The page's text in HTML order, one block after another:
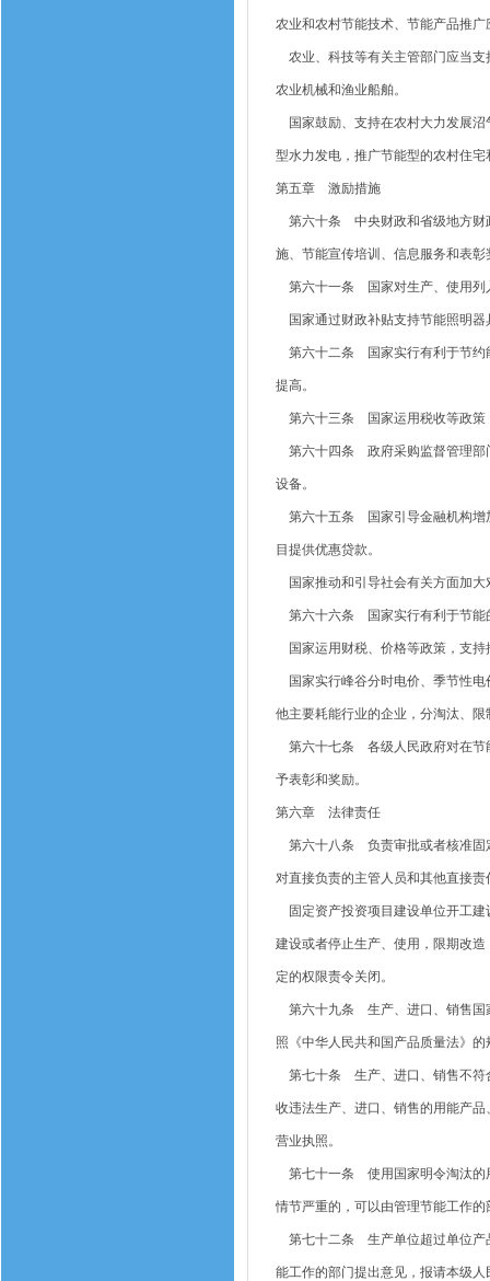
农业和农村节能技术、节能产品推广
农业、科技等有关主管部门应当支
农业机械和渔业船舶。
国家鼓励、支持在农村大力发展沼
型水力发电，推广节能型的农村住
第五章 激励措施
第六十条 中央财政和省级地方财
施、节能宣传培训、信息服务和表彰
第六十一条 国家对生产、使用列
国家通过财政补贴支持节能照明器
第六十二条 国家实行有利于节约
提高。
第六十三条 国家运用税收等政策
第六十四条 政府采购监督管理部
设备。
第六十五条 国家引导金融机构增
目提供优惠贷款。
国家推动和引导社会有关方面加大
第六十六条 国家实行有利于节能
国家运用财税、价格等政策，支持
国家实行峰谷分时电价、季节性电
他主要耗能行业的企业，分淘汰、
第六十七条 各级人民政府对在节
予表彰和奖励。
第六章 法律责任
第六十八条 负责审批或者核准固
对直接负责的主管人员和其他直接
固定资产投资项目建设单位开工建
建设或者停止生产、使用，限期改
定的权限责令关闭。
第六十九条 生产、进口、销售国
照《中华人民共和国产品质量法》的
第七十条 生产、进口、销售不符
收违法生产、进口、销售的用能产
营业执照。
第七十一条 使用国家明令淘汰的
情节严重的，可以由管理节能工作
第七十二条 生产单位超过单位产
能工作的部门提出意见，报请本级